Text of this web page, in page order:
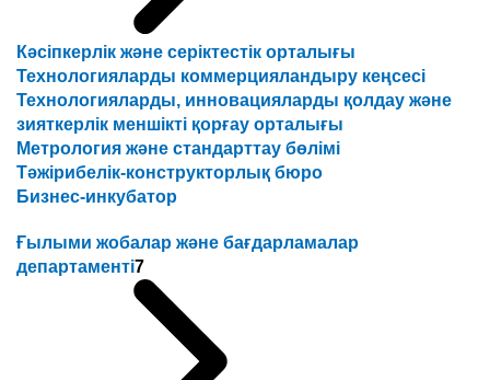
Кәсіпкерлік және серіктестік орталығы
Технологияларды коммерцияландыру кеңсесі
Технологияларды, инновацияларды қолдау және
зияткерлік меншікті қорғау орталығы
Метрология және стандарттау бөлімі
Тәжірибелік-конструкторлық бюро
Бизнес-инкубатор
Ғылыми жобалар және бағдарламалар
департаменті7